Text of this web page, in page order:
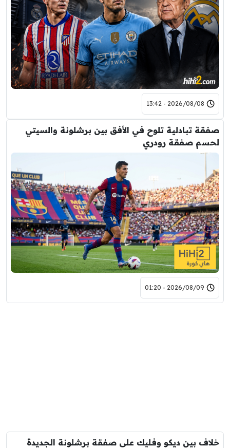
2026/08/08 - 13:42
صفقة تبادلية تلوح في الأفق بين برشلونة والسيتي
لحسم صفقة رودري
2026/08/09 - 01:20
خلاف بين ديكو وفليك على صفقة برشلونة الجديدة